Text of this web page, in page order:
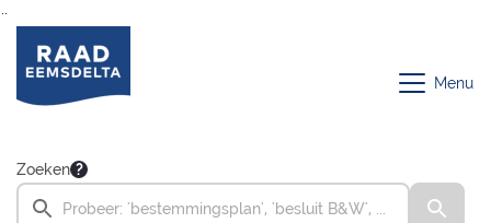
Ga naar de inhoud van deze pagina
Ga naar het zoeken
Ga naar het menu
Menu
Zoeken